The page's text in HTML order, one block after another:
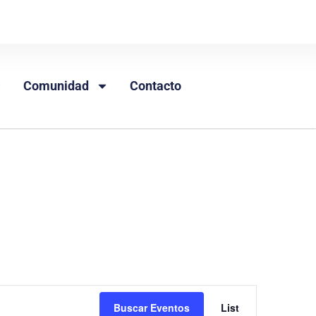
Comunidad Contacto
Buscar Eventos List